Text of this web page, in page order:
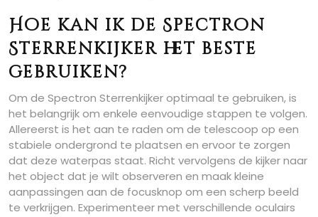
Hoe kan ik de Spectron
Sterrenkijker het beste
gebruiken?
Om de Spectron Sterrenkijker optimaal te gebruiken, is
het belangrijk om enkele eenvoudige stappen te volgen.
Allereerst is het aan te raden om de telescoop op een
stabiele ondergrond te plaatsen en ervoor te zorgen
dat deze waterpas staat. Richt vervolgens de kijker naar
het object dat je wilt observeren en maak kleine
aanpassingen aan de focusknop om een scherp beeld
te verkrijgen. Experimenteer met verschillende oculairs